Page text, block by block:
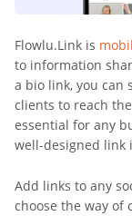
Flowlu.Link is
to information
a bio link, you can
clients to reach
essential for any
well-designed link
Add links to any
choose the way of